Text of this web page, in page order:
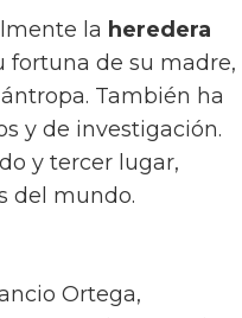
la heredera
fortuna de su madre,
También ha
y de investigación.
y tercer lugar,
del mundo.
Ortega,